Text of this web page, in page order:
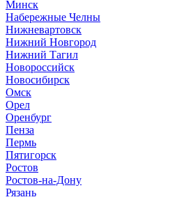
Минск
Набережные Челны
Нижневартовск
Нижний Новгород
Нижний Тагил
Новороссийск
Новосибирск
Омск
Орел
Оренбург
Пенза
Пермь
Пятигорск
Ростов
Ростов-на-Дону
Рязань